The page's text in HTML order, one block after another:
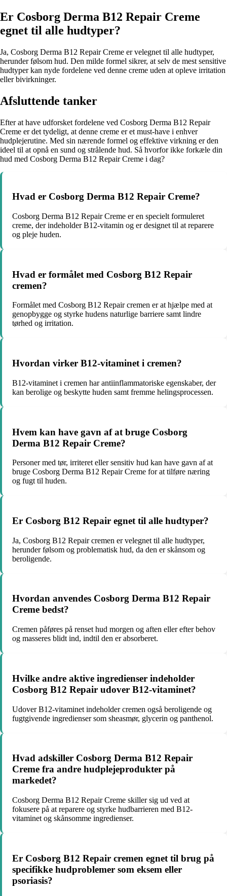
Er Cosborg Derma B12 Repair Creme
egnet til alle hudtyper?
Ja, Cosborg Derma B12 Repair Creme er velegnet til alle hudtyper,
herunder følsom hud. Den milde formel sikrer, at selv de mest sensitive
hudtyper kan nyde fordelene ved denne creme uden at opleve irritation
eller bivirkninger.
Afsluttende tanker
Efter at have udforsket fordelene ved Cosborg Derma B12 Repair
Creme er det tydeligt, at denne creme er et must-have i enhver
hudplejerutine. Med sin nærende formel og effektive virkning er den
ideel til at opnå en sund og strålende hud. Så hvorfor ikke forkæle din
hud med Cosborg Derma B12 Repair Creme i dag?
Hvad er Cosborg Derma B12 Repair Creme?
Cosborg Derma B12 Repair Creme er en specielt formuleret
creme, der indeholder B12-vitamin og er designet til at reparere
og pleje huden.
Hvad er formålet med Cosborg B12 Repair
cremen?
Formålet med Cosborg B12 Repair cremen er at hjælpe med at
genopbygge og styrke hudens naturlige barriere samt lindre
tørhed og irritation.
Hvordan virker B12-vitaminet i cremen?
B12-vitaminet i cremen har antiinflammatoriske egenskaber, der
kan berolige og beskytte huden samt fremme helingsprocessen.
Hvem kan have gavn af at bruge Cosborg
Derma B12 Repair Creme?
Personer med tør, irriteret eller sensitiv hud kan have gavn af at
bruge Cosborg Derma B12 Repair Creme for at tilføre næring
og fugt til huden.
Er Cosborg B12 Repair egnet til alle hudtyper?
Ja, Cosborg B12 Repair cremen er velegnet til alle hudtyper,
herunder følsom og problematisk hud, da den er skånsom og
beroligende.
Hvordan anvendes Cosborg Derma B12 Repair
Creme bedst?
Cremen påføres på renset hud morgen og aften eller efter behov
og masseres blidt ind, indtil den er absorberet.
Hvilke andre aktive ingredienser indeholder
Cosborg B12 Repair udover B12-vitaminet?
Udover B12-vitaminet indeholder cremen også beroligende og
fugtgivende ingredienser som sheasmør, glycerin og panthenol.
Hvad adskiller Cosborg Derma B12 Repair
Creme fra andre hudplejeprodukter på
markedet?
Cosborg Derma B12 Repair Creme skiller sig ud ved at
fokusere på at reparere og styrke hudbarrieren med B12-
vitaminet og skånsomme ingredienser.
Er Cosborg B12 Repair cremen egnet til brug på
specifikke hudproblemer som eksem eller
psoriasis?